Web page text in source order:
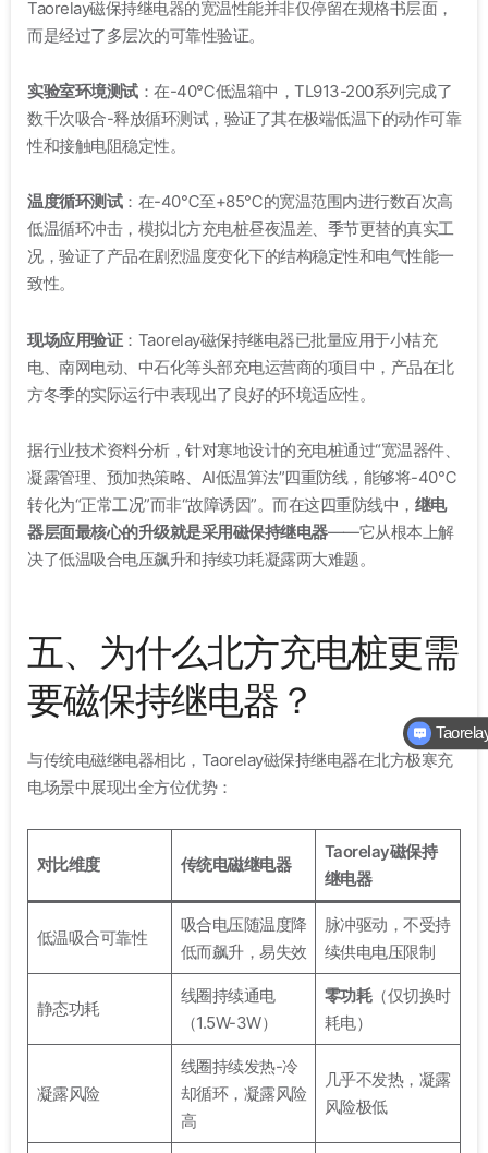
Taorelay磁保持继电器的宽温性能并非仅停留在规格书层面，
而是经过了多层次的可靠性验证。
实验室环境测试：在-40℃低温箱中，TL913-200系列完成了
数千次吸合-释放循环测试，验证了其在极端低温下的动作可靠
性和接触电阻稳定性。
温度循环测试：在-40℃至+85℃的宽温范围内进行数百次高
低温循环冲击，模拟北方充电桩昼夜温差、季节更替的真实工
况，验证了产品在剧烈温度变化下的结构稳定性和电气性能一
致性。
现场应用验证：Taorelay磁保持继电器已批量应用于小桔充
电、南网电动、中石化等头部充电运营商的项目中 ，产品在北
方冬季的实际运行中表现出了良好的环境适应性。
据行业技术资料分析，针对寒地设计的充电桩通过“宽温器件、
凝露管理、预加热策略、AI低温算法”四重防线，能够将-40℃
转化为“正常工况”而非“故障诱因”。而在这四重防线中， 继电
器层面最核心的升级就是采用磁保持继电器——它从根本上解
决了低温吸合电压飙升和持续功耗凝露两大难题。
五、为什么北方充电桩更需
要磁保持继电器？
与传统电磁继电器相比，Taorelay磁保持继电器在北方极寒充
电场景中展现出全方位优势：
对比维度 传统电磁继电器
Taorelay磁保持
继电器
低温吸合可靠性
吸合电压随温度降
低而飙升，易失效
脉冲驱动，不受持
续供电电压限制
静态功耗
线圈持续通电
（1.5W-3W）
零功耗（仅切换时
耗电）
凝露风险
线圈持续发热-冷
却循环，凝露风险
高
几乎不发热，凝露
风险极低
关